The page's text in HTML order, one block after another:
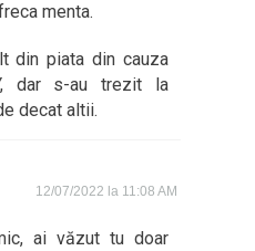
menta.
din piata din cauza
dar s-au trezit la
decat altii.
12/07/2022 la 11:08 AM
ai văzut tu doar